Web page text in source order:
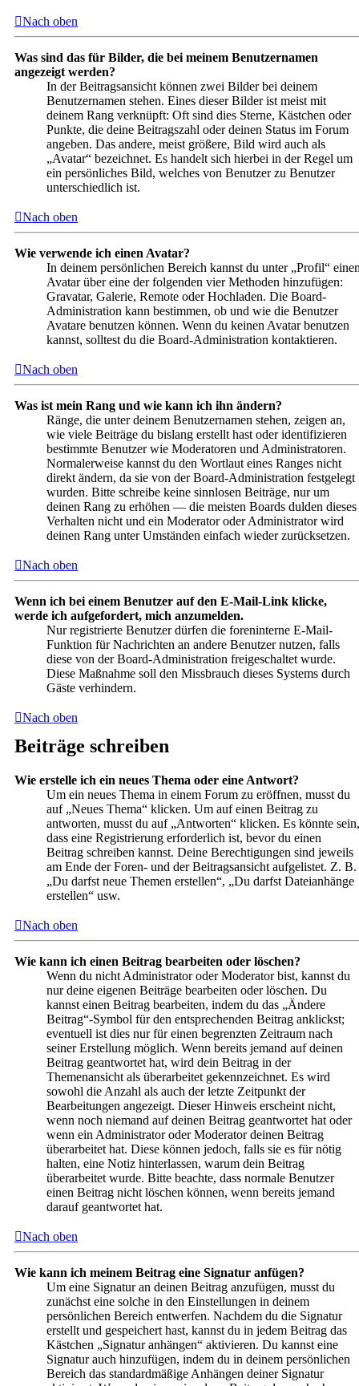
Nach oben
Was sind das für Bilder, die bei meinem Benutzernamen
angezeigt werden?
In der Beitragsansicht können zwei Bilder bei deinem
Benutzernamen stehen. Eines dieser Bilder ist meist mit
deinem Rang verknüpft: Oft sind dies Sterne, Kästchen oder
Punkte, die deine Beitragszahl oder deinen Status im Forum
angeben. Das andere, meist größere, Bild wird auch als
„Avatar“ bezeichnet. Es handelt sich hierbei in der Regel um
ein persönliches Bild, welches von Benutzer zu Benutzer
unterschiedlich ist.
Nach oben
Wie verwende ich einen Avatar?
In deinem persönlichen Bereich kannst du unter „Profil“
Avatar über eine der folgenden vier Methoden hinzufügen:
Gravatar, Galerie, Remote oder Hochladen. Die Board-
Administration kann bestimmen, ob und wie die Benutzer
Avatare benutzen können. Wenn du keinen Avatar benutzen
kannst, solltest du die Board-Administration kontaktieren.
Nach oben
Was ist mein Rang und wie kann ich ihn ändern?
Ränge, die unter deinem Benutzernamen stehen, zeigen an,
wie viele Beiträge du bislang erstellt hast oder identifizieren
bestimmte Benutzer wie Moderatoren und Administratoren.
Normalerweise kannst du den Wortlaut eines Ranges nicht
direkt ändern, da sie von der Board-Administration festgelegt
wurden. Bitte schreibe keine sinnlosen Beiträge, nur um
deinen Rang zu erhöhen — die meisten Boards dulden dieses
Verhalten nicht und ein Moderator oder Administrator wird
deinen Rang unter Umständen einfach wieder zurücksetzen.
Nach oben
Wenn ich bei einem Benutzer auf den E-Mail-Link klicke,
werde ich aufgefordert, mich anzumelden.
Nur registrierte Benutzer dürfen die foreninterne E-Mail-
Funktion für Nachrichten an andere Benutzer nutzen, falls
diese von der Board-Administration freigeschaltet wurde.
Diese Maßnahme soll den Missbrauch dieses Systems durch
Gäste verhindern.
Nach oben
Beiträge schreiben
Wie erstelle ich ein neues Thema oder eine Antwort?
Um ein neues Thema in einem Forum zu eröffnen, musst du
auf „Neues Thema“ klicken. Um auf einen Beitrag zu
antworten, musst du auf „Antworten“ klicken. Es könnte sein,
dass eine Registrierung erforderlich ist, bevor du einen
Beitrag schreiben kannst. Deine Berechtigungen sind jeweils
am Ende der Foren- und der Beitragsansicht aufgelistet. Z. B.
„Du darfst neue Themen erstellen“, „Du darfst Dateianhänge
erstellen“ usw.
Nach oben
Wie kann ich einen Beitrag bearbeiten oder löschen?
Wenn du nicht Administrator oder Moderator bist, kannst du
nur deine eigenen Beiträge bearbeiten oder löschen. Du
kannst einen Beitrag bearbeiten, indem du das „Ändere
Beitrag“-Symbol für den entsprechenden Beitrag anklickst;
eventuell ist dies nur für einen begrenzten Zeitraum nach
seiner Erstellung möglich. Wenn bereits jemand auf deinen
Beitrag geantwortet hat, wird dein Beitrag in der
Themenansicht als überarbeitet gekennzeichnet. Es wird
sowohl die Anzahl als auch der letzte Zeitpunkt der
Bearbeitungen angezeigt. Dieser Hinweis erscheint nicht,
wenn noch niemand auf deinen Beitrag geantwortet hat oder
wenn ein Administrator oder Moderator deinen Beitrag
überarbeitet hat. Diese können jedoch, falls sie es für nötig
halten, eine Notiz hinterlassen, warum dein Beitrag
überarbeitet wurde. Bitte beachte, dass normale Benutzer
einen Beitrag nicht löschen können, wenn bereits jemand
darauf geantwortet hat.
Nach oben
Wie kann ich meinem Beitrag eine Signatur anfügen?
Um eine Signatur an deinen Beitrag anzufügen, musst du
zunächst eine solche in den Einstellungen in deinem
persönlichen Bereich entwerfen. Nachdem du die Signatur
erstellt und gespeichert hast, kannst du in jedem Beitrag das
Kästchen „Signatur anhängen“ aktivieren. Du kannst eine
Signatur auch hinzufügen, indem du in deinem persönlichen
Bereich das standardmäßige Anhängen deiner Signatur